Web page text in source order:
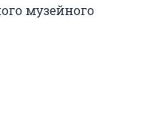
музейного